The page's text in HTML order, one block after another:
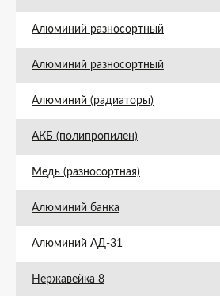
Алюминий разносортный
Алюминий разносортный
Алюминий (радиаторы)
АКБ (полипропилен)
Медь (разносортная)
Алюминий банка
Алюминий АД-31
Нержавейка 8